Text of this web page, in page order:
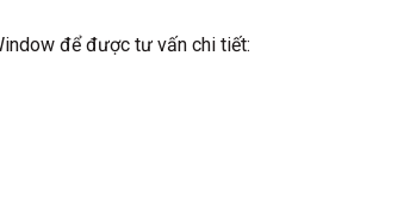
để được tư vấn chi tiết: